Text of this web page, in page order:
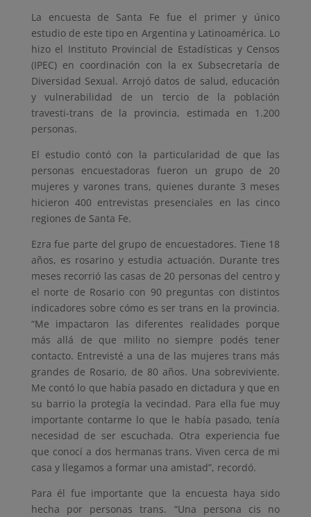
La encuesta de Santa Fe fue el primer y único
estudio de este tipo en Argentina y Latinoamérica. Lo
hizo el Instituto Provincial de Estadísticas y Censos
(IPEC) en coordinación con la ex Subsecretaría de
Diversidad Sexual. Arrojó datos de salud, educación
y vulnerabilidad de un tercio de la población
travesti-trans de la provincia, estimada en 1.200
personas.
El estudio contó con la particularidad de que las
personas encuestadoras fueron un grupo de 20
mujeres y varones trans, quienes durante 3 meses
hicieron 400 entrevistas presenciales en las cinco
regiones de Santa Fe.
Ezra fue parte del grupo de encuestadores. Tiene 18
años, es rosarino y estudia actuación. Durante tres
meses recorrió las casas de 20 personas del centro y
el norte de Rosario con 90 preguntas con distintos
indicadores sobre cómo es ser trans en la provincia.
“Me impactaron las diferentes realidades porque
más allá de que milito no siempre podés tener
contacto. Entrevisté a una de las mujeres trans más
grandes de Rosario, de 80 años. Una sobreviviente.
Me contó lo que había pasado en dictadura y que en
su barrio la protegía la vecindad. Para ella fue muy
importante contarme lo que le había pasado, tenía
necesidad de ser escuchada. Otra experiencia fue
que conocí a dos hermanas trans. Viven cerca de mi
casa y llegamos a formar una amistad”, recordó.
Para él fue importante que la encuesta haya sido
hecha por personas trans. “Una persona cis no